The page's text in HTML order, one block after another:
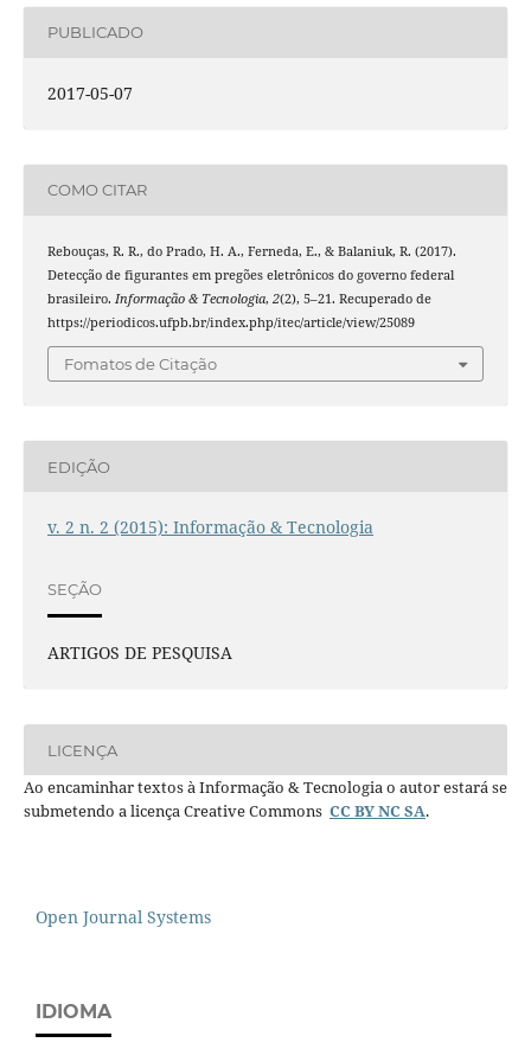
PUBLICADO
2017-05-07
COMO CITAR
Rebouças, R. R., do Prado, H. A., Ferneda, E., & Balaniuk, R. (2017).
Detecção de figurantes em pregões eletrônicos do governo federal
brasileiro. Informação & Tecnologia, 2(2), 5–21. Recuperado de
https://periodicos.ufpb.br/index.php/itec/article/view/25089
Fomatos de Citação
EDIÇÃO
v. 2 n. 2 (2015): Informação & Tecnologia
SEÇÃO
ARTIGOS DE PESQUISA
LICENÇA
Ao encaminhar textos à Informação & Tecnologia o autor estará se
submetendo a licença Creative Commons CC BY NC SA.
Open Journal Systems
IDIOMA